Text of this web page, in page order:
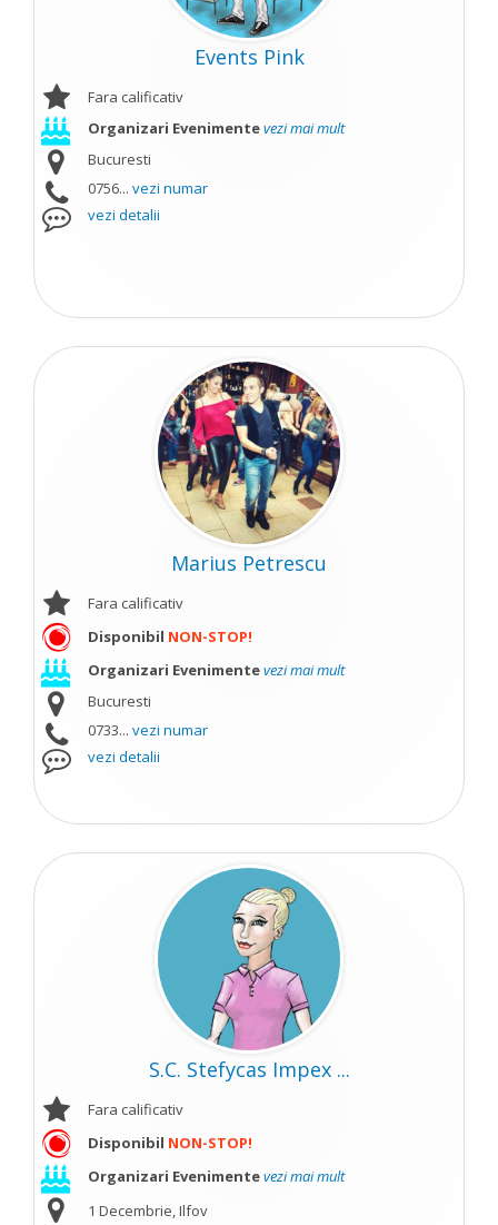
Events Pink
Fara calificativ
Organizari Evenimentevezi mai mult
Bucuresti
0756... vezi numar
vezi detalii
Marius Petrescu
Fara calificativ
Disponibil NON-STOP!
Organizari Evenimentevezi mai mult
Bucuresti
0733... vezi numar
vezi detalii
S.C. Stefycas Impex ...
Fara calificativ
Disponibil NON-STOP!
Organizari Evenimentevezi mai mult
1 Decembrie, Ilfov